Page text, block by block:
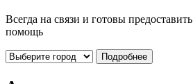
Всегда на связи и готовы
помощь
Подробнее